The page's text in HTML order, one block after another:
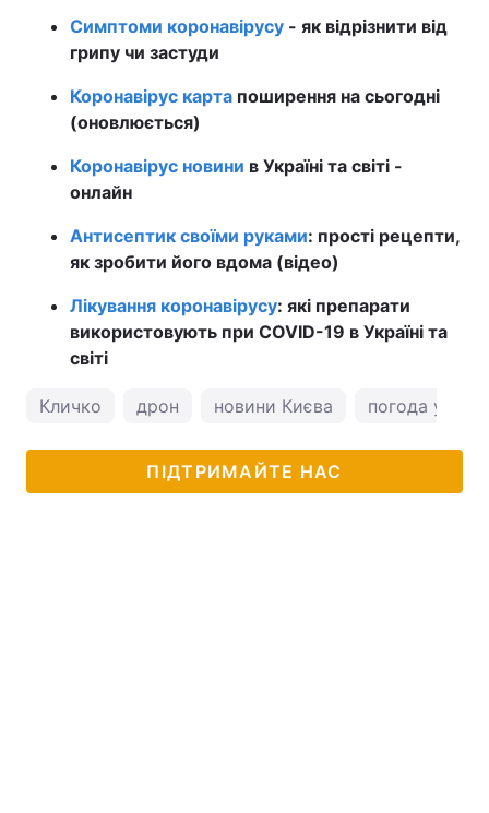
Симптоми коронавірусу - як відрізнити від
грипу чи застуди
Коронавірус карта поширення на сьогодні
(оновлюється)
Коронавірус новини в Україні та світі -
онлайн
Антисептик своїми руками: прості рецепти,
як зробити його вдома (відео)
Лікування коронавірусу: які препарати
використовують при COVID-19 в Україні та
світі
Кличко дрон новини Києва погода у
ПІДТРИМАЙТЕ НАС